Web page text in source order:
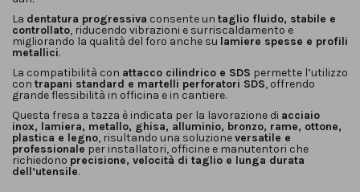
La dentatura progressiva consente un taglio fluido, stabile e
controllato, riducendo vibrazioni e surriscaldamento e
migliorando la qualità del foro anche su lamiere spesse e profili
metallici.
La compatibilità con attacco cilindrico e SDS permette l’utilizzo
con trapani standard e martelli perforatori SDS, offrendo
grande flessibilità in officina e in cantiere.
Questa fresa a tazza è indicata per la lavorazione di acciaio
inox, lamiera, metallo, ghisa, alluminio, bronzo, rame, ottone,
plastica e legno, risultando una soluzioneversatile e
professionale per installatori, officine e manutentori che
richiedono precisione, velocità di taglio e lunga durata
dell’utensile.